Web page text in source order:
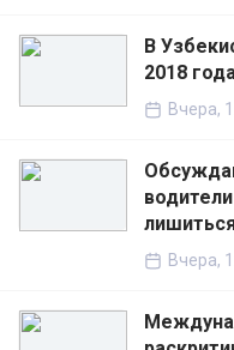
В
2018
Вчера,
Вчера,